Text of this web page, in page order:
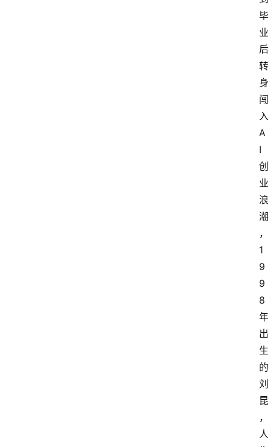
毕
业
后
转
身
闯
入
A
I
创
业
浪
潮
，
1
9
9
8
年
出
生
的
刘
昆
，
人